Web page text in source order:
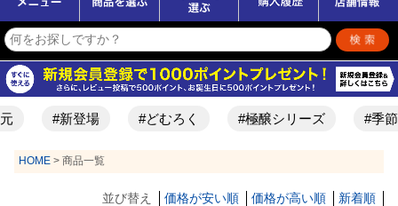
#新登場 #どむろく #極醸シリーズ #季節
HOME 商品一覧
並び替え 価格が安い順 価格が高い順 新着順